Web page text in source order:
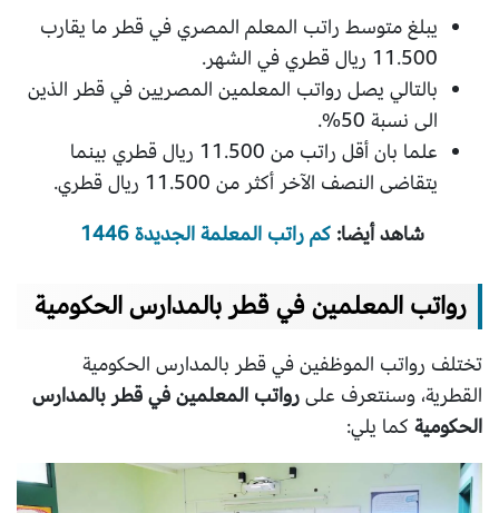
يبلغ متوسط راتب المعلم المصري في قطر ما يقارب
11.500 ريال قطري في الشهر.
بالتالي يصل رواتب المعلمين المصريين في قطر الذين
الى نسبة 50%.
علما بان أقل راتب من 11.500 ريال قطري بينما
يتقاضى النصف الآخر أكثر من 11.500 ريال قطري.
شاهد أيضا: كم راتب المعلمة الجديدة 1446
رواتب المعلمين في قطر بالمدارس الحكومية
تختلف رواتب الموظفين في قطر بالمدارس الحكومية
القطرية، وسنتعرف علىرواتب المعلمين في قطر بالمدارس
الحكومية كما يلي: